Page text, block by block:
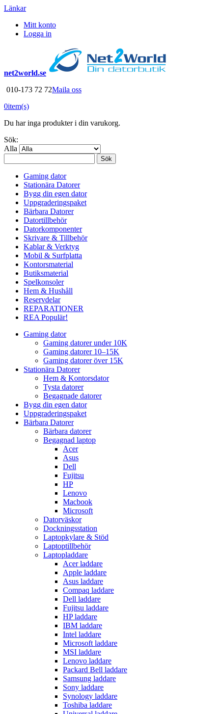
Länkar
Mitt konto
Logga in
net2world.se
010-173 72 72Maila oss
0item(s)
Du har inga produkter i din varukorg.
Sök:
Alla
Sök
Gaming dator
Stationära Datorer
Bygg din egen dator
Uppgraderingspaket
Bärbara Datorer
Datortillbehör
Datorkomponenter
Skrivare & Tillbehör
Kablar & Verktyg
Mobil & Surfplatta
Kontorsmaterial
Butiksmaterial
Spelkonsoler
Hem & Hushåll
Reservdelar
REPARATIONER
REA Populär!
Gaming dator
Gaming datorer under 10K
Gaming datorer 10–15K
Gaming datorer över 15K
Stationära Datorer
Hem & Kontorsdator
Tysta datorer
Begagnade datorer
Bygg din egen dator
Uppgraderingspaket
Bärbara Datorer
Bärbara datorer
Begagnad laptop
Acer
Asus
Dell
Fujitsu
HP
Lenovo
Macbook
Microsoft
Datorväskor
Dockningsstation
Laptopkylare & Stöd
Laptoptillbehör
Laptopladdare
Acer laddare
Apple laddare
Asus laddare
Compaq laddare
Dell laddare
Fujitsu laddare
HP laddare
IBM laddare
Intel laddare
Microsoft laddare
MSI laddare
Lenovo laddare
Packard Bell laddare
Samsung laddare
Sony laddare
Synology laddare
Toshiba laddare